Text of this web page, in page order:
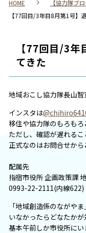
HOME
【協力隊ブ
【77回目/3年目8月第1号】
【77回目/3
てきた
地域おこし協力隊長山智
インスタは
移住や協力隊のもろもろ
ただし、確認が遅れるこ
正式なのはお問合せから
配属先
指宿市役所 企画政策課
0993-22-2111(内線622)
「地域創造係のながや
いなかったらどなたかが
基本午前しか市役所にい